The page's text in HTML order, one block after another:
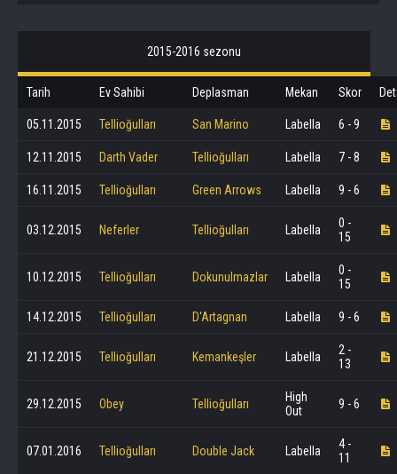
2015-2016 sezonu
Tarih Ev Sahibi Deplasman Mekan Skor
05.11.2015 Tellioğulları San Marino Labella 6 - 9
12.11.2015 Darth Vader Tellioğulları Labella 7 - 8
16.11.2015 Tellioğulları Green Arrows Labella 9 - 6
03.12.2015 Neferler Tellioğulları Labella
0 -
15
10.12.2015 Tellioğulları Dokunulmazlar Labella
0 -
15
14.12.2015 Tellioğulları D'Artagnan Labella 9 - 6
21.12.2015 Tellioğulları Kemankeşler Labella
2 -
13
29.12.2015 Obey Tellioğulları
High
Out
9 - 6
07.01.2016 Tellioğulları Double Jack Labella
4 -
11